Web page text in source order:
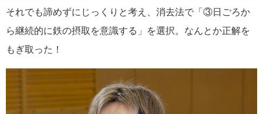
それでも諦めずにじっくりと考え、消去法で「③日ごろか
ら継続的に鉄の摂取を意識する」を選択。なんとか正解を
もぎ取った！